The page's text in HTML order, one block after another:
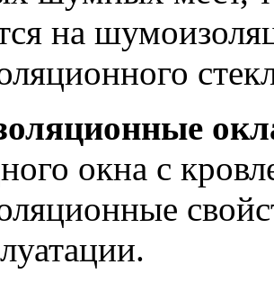
на
окна с